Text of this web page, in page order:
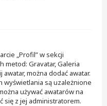
„Profil” w sekcji
metod: Gravatar, Galeria
można dodać awatar.
wyświetlania są uzależnione
używać awatarów na
się z jej administratorem.